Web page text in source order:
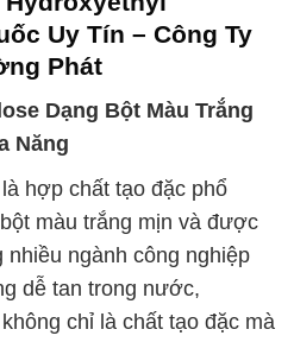
Uy Tín – Công Ty
Phát
Dạng Bột Màu Trắng
Năng
hợp chất tạo đặc phổ
màu trắng mịn và được
ngành công nghiệp
dễ tan trong nước,
chỉ là chất tạo đặc mà